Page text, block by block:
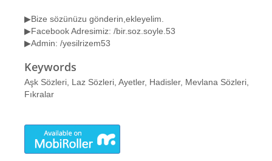
▶Bize sözünüzu gönderin,ekleyelim.
▶Facebook Adresimiz: /bir.soz.soyle.53
▶Admin: /yesilrizem53
Keywords
Aşk Sözleri, Laz Sözleri, Ayetler, Hadisler, Mevlana Sözleri,
Fıkralar